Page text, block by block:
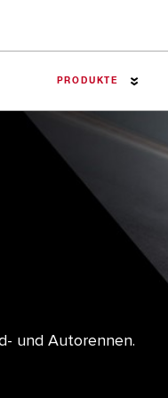
PRODUKTE
Premier-
Zubehör
und Autorennen.